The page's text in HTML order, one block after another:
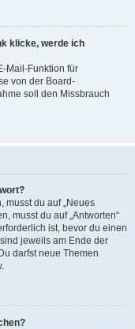
klicke, werde ich
Mail-Funktion für
von der Board-
soll den Missbrauch
musst du auf „Neues
musst du auf „Antworten“
ist, bevor du einen
jeweils am Ende der
darfst neue Themen